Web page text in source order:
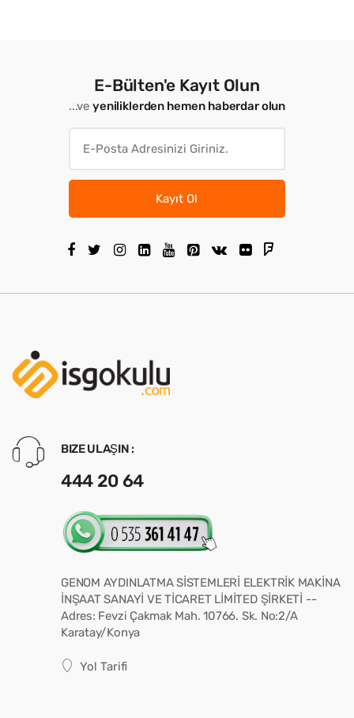
E-Bülten'e Kayıt Olun
...veyeniliklerden hemen haberdar olun
Kayıt Ol
BIZE ULAŞIN :
444 20 64
GENOM AYDINLATMA SİSTEMLERİ ELEKTRİK MAKİNA
İNŞAAT SANAYİ VE TİCARET LİMİTED ŞİRKETİ --
Adres: Fevzi Çakmak Mah. 10766. Sk. No:2/A
Karatay/Konya
Yol Tarifi